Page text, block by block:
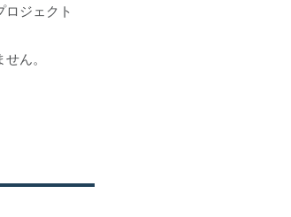
ロジェクト
ん。